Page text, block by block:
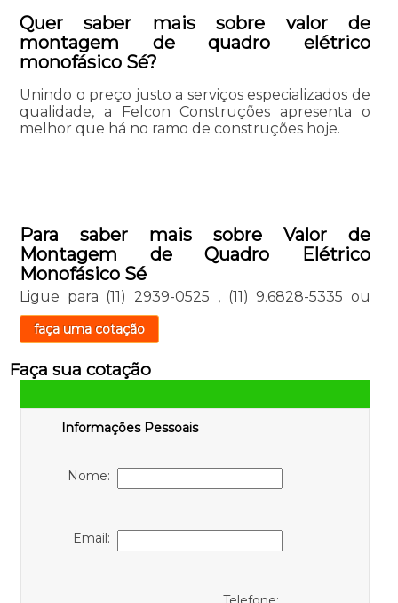
Quer saber mais sobre valor de
montagem de quadro elétrico
monofásico Sé?
Unindo o preço justo a serviços especializados de
qualidade, a Felcon Construções apresenta o
melhor que há no ramo de construções hoje.
Para saber mais sobre Valor de
Montagem de Quadro Elétrico
Monofásico Sé
Ligue para (11) 2939-0525 , (11) 9.6828-5335 ou
faça uma cotação
Faça sua cotação
Informações Pessoais
Nome:
Email: